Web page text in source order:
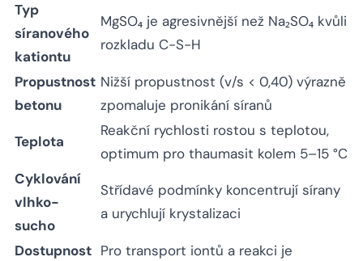
Typ
síranového
kationtu
MgSO₄ je agresivnější než Na₂SO₄ kvůli
rozkladu C-S-H
Propustnost
betonu
Nižší propustnost (v/s < 0,40) výrazně
zpomaluje pronikání síranů
Teplota
Reakční rychlosti rostou s teplotou,
optimum pro thaumasit kolem 5–15 °C
Cyklování
vlhko-
sucho
Střídavé podmínky koncentrují sírany
a urychlují krystalizaci
Dostupnost Pro transport iontů a reakci je